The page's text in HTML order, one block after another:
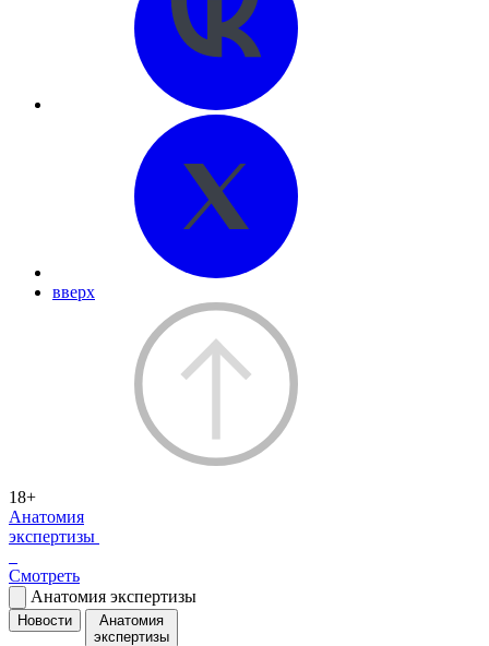
вверх
18+
Анатомия
экспертизы
Смотреть
Анатомия экспертизы
Новости
Анатомия
экспертизы